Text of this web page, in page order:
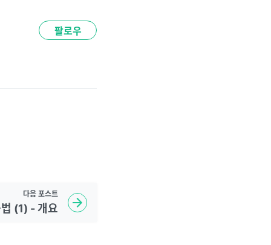
팔로우
다음 포스트
(1) - 개요